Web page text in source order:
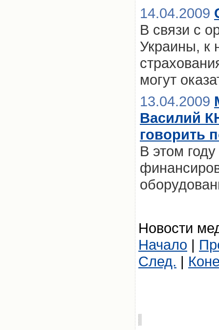
14.04.2009
В связи с
Украины, к
могут
13.04.2009
Василий
говорить
В этом
Новости
Начало |
След. |